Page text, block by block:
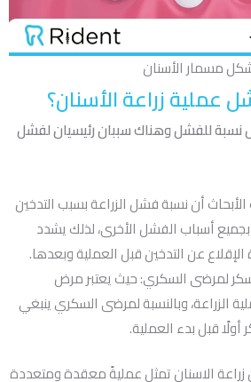
مسمار الأسنان
زراعة الأسنان؟
نسبة للفشل وهناك سببان رئيسيان لفشل
الأبحاث أن نسبة فشل الزراعة بسبب التدخين
أسباب الفشل الأخرى، لذلك يشدد
عن التدخين قبل العملية وبعدها.
لمرضى السكري: حيث يعتبر مرض
الزراعة، وبالنسبة لمرضى السكري ينبغي
أولًا قبل بدء العملية.
زراعة الاسنان تمثل عمليةً معقدة ومتعددة